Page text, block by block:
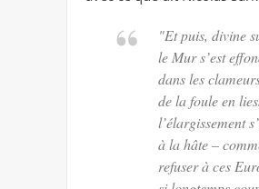
"Et puis, divine
le Mur s’est
dans les
de la foule en
l’élargissement
à la hâte –
refuser à ces